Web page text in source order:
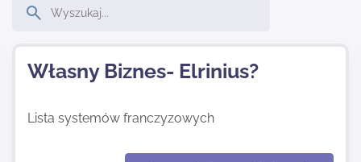
Dodaj stronę
Własny Biznes- Elrinius?
Lista systemów franczyzowych